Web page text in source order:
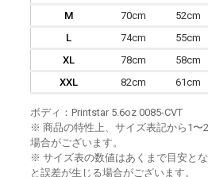
M
70cm 52cm
L
74cm 55cm
XL
78cm 58cm
XXL
82cm 61cm
ボディ：Printstar 5.6oz 0085-CVT
※ 商品の特性上、サイズ表記から1〜
場合がございます。
※ サイズ表の数値はあくまで目安と
と誤差が生じる場合がございます。